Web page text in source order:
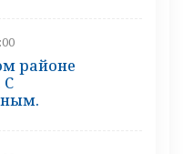
районе
С